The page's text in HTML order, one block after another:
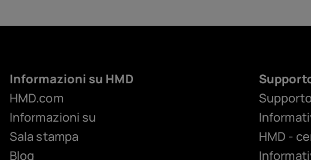
Informazioni su HMD
HMD.com
Informazioni su
Sala stampa
Blog
HMD -